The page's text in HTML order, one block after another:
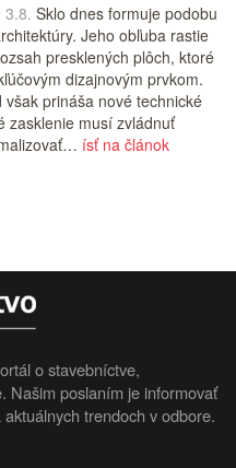
3.8. Sklo dnes formuje podobu
Jeho obľuba rastie
presklených plôch, ktoré
dizajnovým prvkom.
však prináša nové technické
zasklenie musí zvládnuť
ísť na článok
o stavebníctve,
Našim poslaním je informovať
trendoch v odbore.